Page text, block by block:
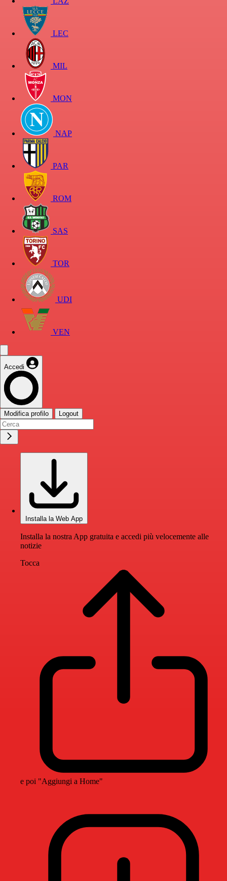
LEC
MIL
MON
NAP
PAR
ROM
SAS
TOR
UDI
VEN
Accedi
Modifica profilo Logout
Installa la Web App
Installa la nostra App gratuita e accedi più velocemente alle
notizie
Tocca
e poi "Aggiungi a Home"